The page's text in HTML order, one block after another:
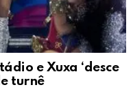
e Xuxa ‘desce
turnê